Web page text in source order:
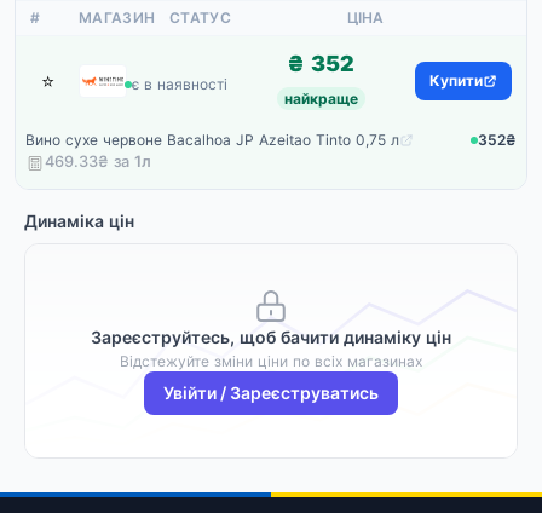
# МАГАЗИН СТАТУС ЦІНА
⭐ Winetime
є в наявності
₴ 352
найкраще
Купити
Вино сухе червоне Bacalhoa JP Azeitao Tinto 0,75 л
352₴
469.33₴ за 1л
Динаміка цін
Зареєструйтесь, щоб бачити динаміку цін
Відстежуйте зміни ціни по всіх магазинах
Увійти / Зареєструватись